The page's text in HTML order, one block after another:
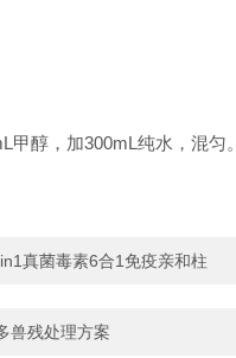
醇，加300mL纯水，混匀。
真菌毒素6合1免疫亲和柱
兽残处理方案